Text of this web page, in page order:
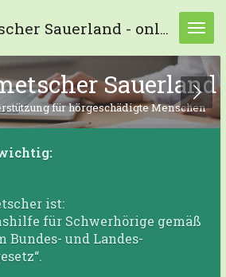
Schriftdolmetscher Sauerland - online und präsenz -
Sauerland
für hörgeschädigte Menschen
ist:
für Schwerhörige gemäß
Bundes- und Landes-